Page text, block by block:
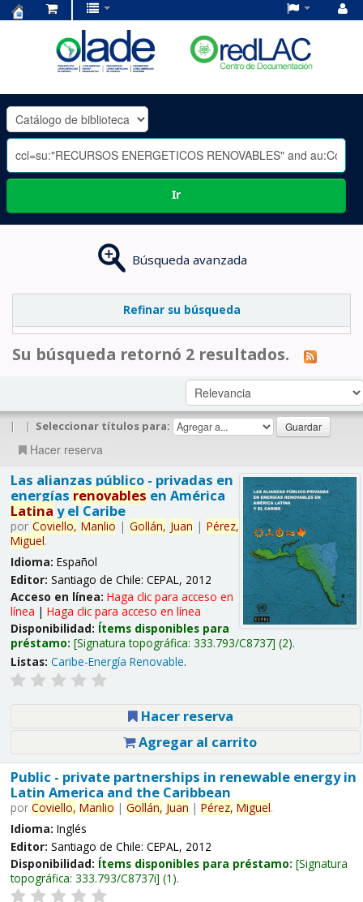
OLADE
-
Ir
Búsqueda avanzada
Refinar su búsqueda
Su búsqueda retornó 2 resultados.
| | Seleccionar títulos para:
Hacer reserva
Las alianzas público - privadas en
energías renovables en América
Latina y el Caribe
por Coviello, Manlio | Gollán, Juan | Pérez,
Miguel.
Idioma: Español
Editor: Santiago de Chile: CEPAL, 2012
Acceso en línea: Haga clic para acceso en
línea | Haga clic para acceso en línea
Disponibilidad: Ítems disponibles para
préstamo: Signatura topográfica: 333.793/C8737 (2).
Listas: Caribe-Energía Renovable.
Hacer reserva
Agregar al carrito
Public - private partnerships in renewable energy in
Latin America and the Caribbean
por Coviello, Manlio | Gollán, Juan | Pérez, Miguel.
Idioma: Inglés
Editor: Santiago de Chile: CEPAL, 2012
Disponibilidad: Ítems disponibles para préstamo: Signatura
topográfica: 333.793/C8737i (1).